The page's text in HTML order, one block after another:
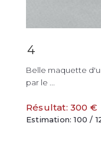
4
Belle maquette
par le ...
Résultat: 300 €
Estimation: 100 /